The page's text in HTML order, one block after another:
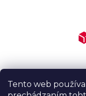
Tento web